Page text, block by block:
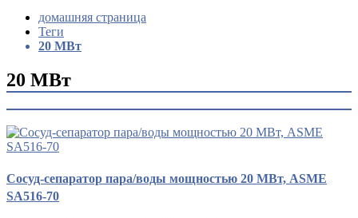
домашняя страница
Теги
20 МВт
20 МВт
Сосуд-сепаратор пара/воды мощностью 20 МВт, ASME
SA516-70